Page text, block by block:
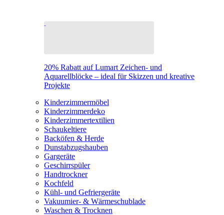
20% Rabatt auf Lumart Zeichen- und
Aquarellblöcke – ideal für Skizzen und kreative
Projekte
Kinderzimmermöbel
Kinderzimmerdeko
Kinderzimmertextilien
Schaukeltiere
Backöfen & Herde
Dunstabzugshauben
Gargeräte
Geschirrspüler
Handtrockner
Kochfeld
Kühl- und Gefriergeräte
Vakuumier- & Wärmeschublade
Waschen & Trocknen